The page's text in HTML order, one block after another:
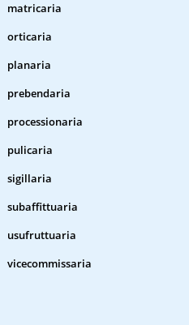
matricaria
orticaria
planaria
prebendaria
processionaria
pulicaria
sigillaria
subaffittuaria
usufruttuaria
vicecommissaria